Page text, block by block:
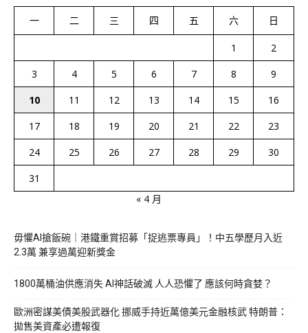
一 二 三 四 五 六 日
1
2
3
4 5 6 7 8
9
10
11 12 13 14 15
16
17
18 19 20 21 22
23
24
25 26 27 28 29
30
31
« 4 月
毋懼AI搶飯碗｜港鐵重賞招募「捉逃票專員」！中五學歷月入近
2.3萬 兼享過萬迎新獎金
1800萬桶油供應消失 AI神話破滅 人人恐懼了 應該何時貪婪？
歐洲密謀美債美股武器化 挪威手持近萬億美元金融核武 特朗普：
拋售美資產必遭報復